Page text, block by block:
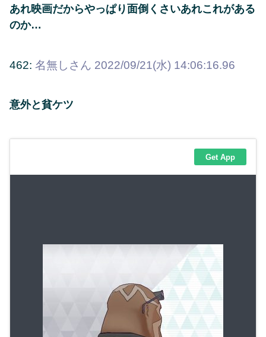
あれ映画だからやっぱり面倒くさいあれこれがある
のか…
462: 名無しさん 2022/09/21(水) 14:06:16.96
意外と貧ケツ